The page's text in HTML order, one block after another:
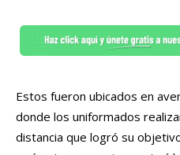
Estos fueron ubicados en
donde los uniformados
distancia que logró su